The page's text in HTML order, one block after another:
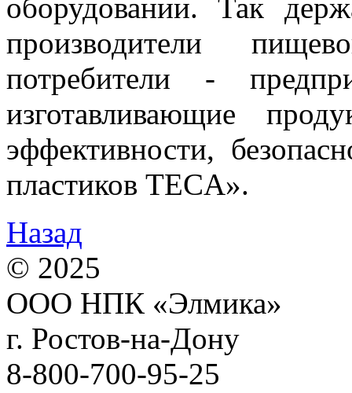
оборудовании. Так
производители
потребители -
изготавливающие
эффективности,
пластиков TECA».
Назад
© 2025
ООО НПК «Элмика»
г. Ростов-на-Дону
8-800-700-95-25